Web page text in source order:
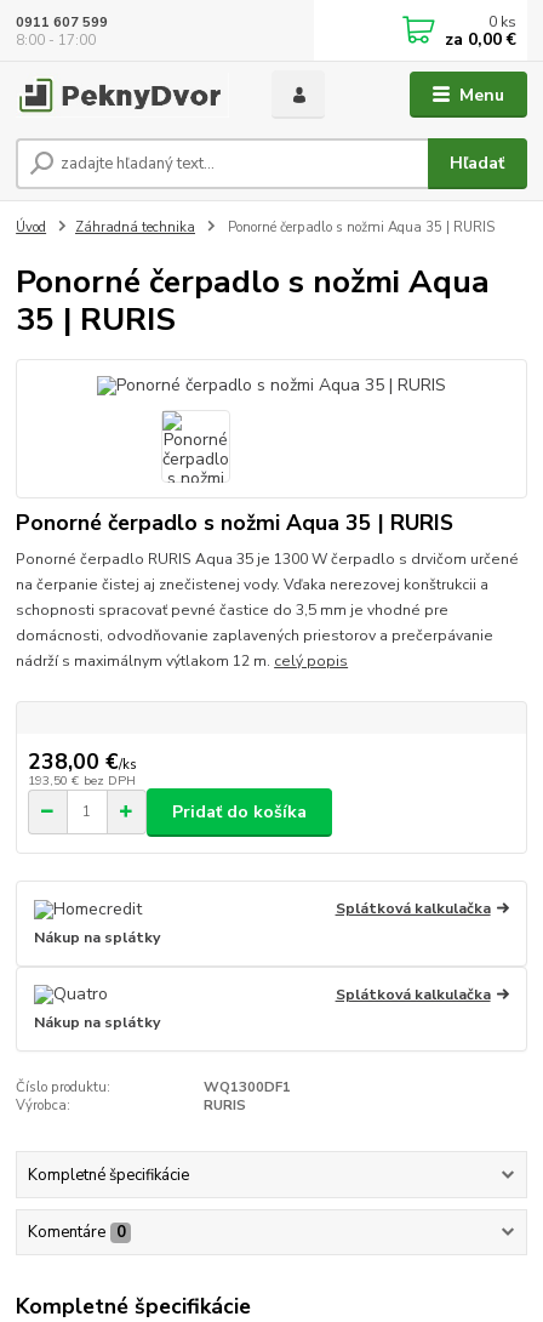
Menu
Hľadať
0911 607 599
8:00 - 17:00
0 ks
za 0,00 €
Úvod Záhradná technika Ponorné čerpadlo s nožmi Aqua 35 | RURIS
Ponorné čerpadlo s nožmi Aqua
35 | RURIS
Ponorné čerpadlo s nožmi Aqua 35 | RURIS
Ponorné čerpadlo RURIS Aqua 35 je 1300 W čerpadlo s drvičom určené
na čerpanie čistej aj znečistenej vody. Vďaka nerezovej konštrukcii a
schopnosti spracovať pevné častice do 3,5 mm je vhodné pre
domácnosti, odvodňovanie zaplavených priestorov a prečerpávanie
nádrží s maximálnym výtlakom 12 m. celý popis
238,00 €/ks
193,50 € bez DPH
Pridať do košíka
Splátková kalkulačka
Nákup na splátky
Splátková kalkulačka
Nákup na splátky
Číslo produktu:
WQ1300DF1
Výrobca:
RURIS
Kompletné špecifikácie
Komentáre 0
Kompletné špecifikácie